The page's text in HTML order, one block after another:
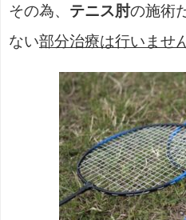
その為、 テニス肘の施術
ない部分治療は行いませ